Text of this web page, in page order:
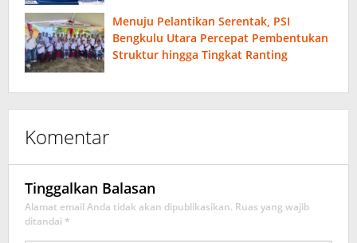
Menuju Pelantikan Serentak, PSI
Bengkulu Utara Percepat Pembentukan
Struktur hingga Tingkat Ranting
Komentar
Tinggalkan Balasan
Alamat email Anda tidak akan dipublikasikan. Ruas yang wajib
ditandai *